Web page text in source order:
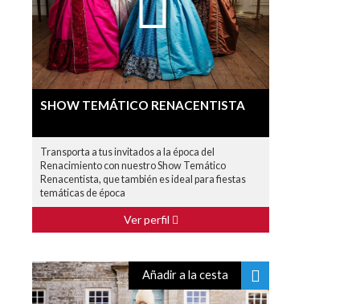
SHOW TEMÁTICO RENACENTISTA
Transporta a tus invitados a la época del
Renacimiento con nuestro Show Temático
Renacentista, que también es ideal para fiestas
temáticas de época
Ver perfil
Añadir a la cesta